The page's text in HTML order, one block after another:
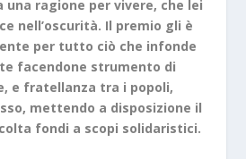
una ragione per vivere, che lei
nell’oscurità. Il premio gli è
per tutto ciò che infonde
facendone strumento di
e fratellanza tra i popoli,
mettendo a disposizione il
fondi a scopi solidaristici.